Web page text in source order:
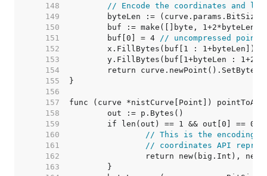
   148
// Encode the coordinates and
   149
   150
   151
	buf[0] = 4
// uncompressed point
   152
   153
   154
   155
   156
   157
   158
   159
   160
// This is the encoding
   161
// coordinates API
   162
   163